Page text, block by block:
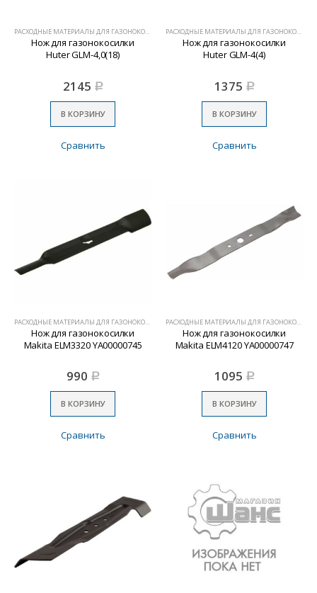
РАСХОДНЫЕ МАТЕРИАЛЫ ДЛЯ ГАЗОНОКОСИЛОК
Нож для газонокосилки
Huter GLM-4,0(18)
2145 Р
В КОРЗИНУ
Сравнить
РАСХОДНЫЕ МАТЕРИАЛЫ ДЛЯ ГАЗОНОКОСИЛОК
Нож для газонокосилки
Huter GLM-4(4)
1375 Р
В КОРЗИНУ
Сравнить
Нож для газонокосилки
Makita ELM3320 YA00000745
990 Р
В КОРЗИНУ
Сравнить
Нож для газонокосилки
Makita ELM4120 YA00000747
1095 Р
В КОРЗИНУ
Сравнить